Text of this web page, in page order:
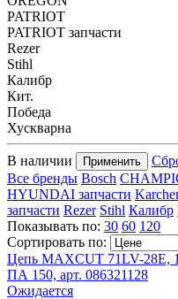
PATRIOT
PATRIOT запчасти
Rezer
Stihl
Калибр
Кит.
Победа
Хускварна
В наличии Применить
Все бренды Bosch
HYUNDAI запчасти
запчасти Rezer Stihl Калибр
Показывать по: 30 60 120
Сортировать по:
Цепь MAXCUT 71LV-28E,
ПА 150, арт. 086321128
Ожидается